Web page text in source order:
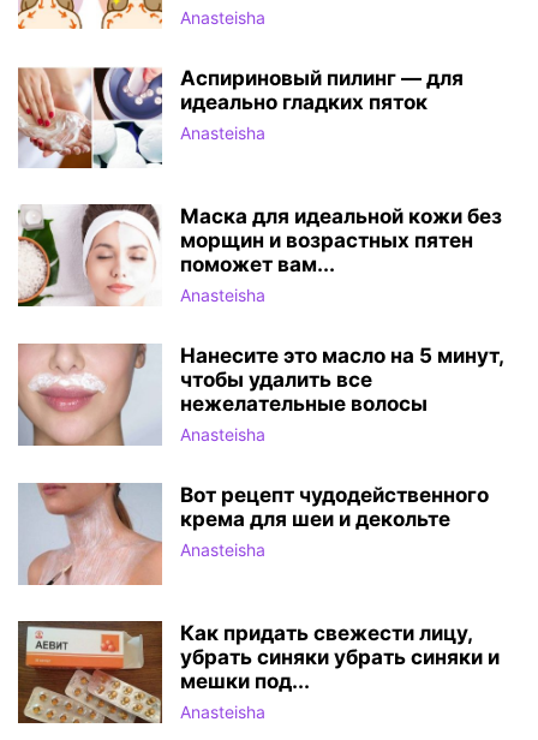
Anasteisha
Аспириновый пилинг — для
идеально гладких пяток
Anasteisha
Маска для идеальной кожи без
морщин и возрастных пятен
поможет вам...
Anasteisha
Нанесите это масло на 5 минут,
чтобы удалить все
нежелательные волосы
Anasteisha
Вот рецепт чудодейственного
крема для шеи и декольте
Anasteisha
Как придать свежести лицу,
убрать синяки убрать синяки и
мешки под...
Anasteisha